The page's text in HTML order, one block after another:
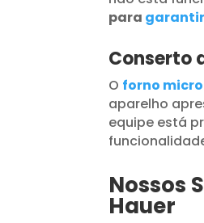
para
Conserto
O forno
aparelho
equipe está
Nossos
Hauer